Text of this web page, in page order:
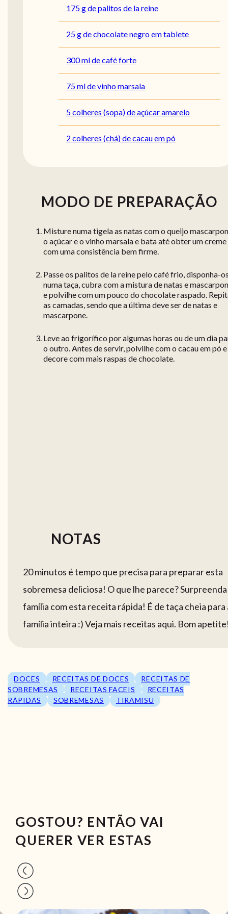
175 g de palitos de la reine
25 g de chocolate negro em tablete
300 ml de café forte
75 ml de vinho marsala
5 colheres (sopa) de açúcar amarelo
2 colheres (chá) de cacau em pó
MODO DE PREPARAÇÃO
Misture numa tigela as natas com o queijo
o açúcar e o vinho marsala e bata até obter um creme
com uma consistência bem firme.
Passe os palitos de la reine pelo café frio, disponha-
numa taça, cubra com a mistura de natas e
e polvilhe com um pouco do chocolate raspado.
as camadas, sendo que a última deve ser de natas e
mascarpone.
Leve ao frigorífico por algumas horas ou de um dia
o outro. Antes de servir, polvilhe com o cacau em pó e
decore com mais raspas de chocolate.
NOTAS
20 minutos é tempo que precisa para preparar esta
sobremesa deliciosa! O que lhe parece? Surpreenda
família com esta receita rápida! É de taça cheia para
família inteira :) Veja mais receitas aqui. Bom
DOCES RECEITAS DE DOCES
RECEITAS DE
SOBREMESAS
RECEITAS FACEIS
RECEITAS
RÁPIDAS
SOBREMESAS TIRAMISU
GOSTOU? ENTÃO VAI
QUERER VER ESTAS